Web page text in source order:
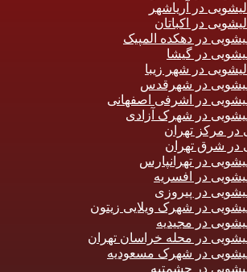
در آریاشهر
در اکباتان
در دهکده المپیک
در گیشا
در شهر زیبا
در شهرقدس
در اشرفی اصفهانی
در شهرک آزادی
در مرکز تهران
در شرق تهران
در تهرانپارس
در افسریه
در پیروزی
در شهرک ویلایی زیتون
در مجیدیه
در محله خراسان تهران
در شهرک مسعودیه
در حشمتیه